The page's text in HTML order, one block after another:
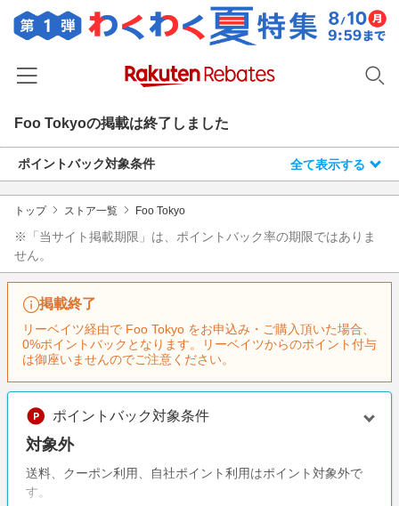
ホーム
カテゴリー一覧
百貨店・総合ECモール
ファッション・インナー・小物
食品・スイーツ・お酒
コスメ・健康・医薬品
キッズ・ベビー用品
家電・PC・スマホ・カメラ
エンタメ
スポーツ・アウトドア・ゴルフ
インテリア・寝具
ペット・花・DIY・車
イベント一覧
リーベイツ注目ストア
初回購入者限定特典
対象ストア新規限定特典
新着ストアのご紹介
電子書籍特集
楽天ペイ導入ストア
楽天サービス特集
旅行特集
お中元特集2026
ヘルプ
友達紹介
楽天IDでログイン/会員登録
Foo Tokyoの掲載は終了しました
ポイントバック対象条件 全て表示する
トップ ストア一覧 Foo Tokyo
※「当サイト掲載期限」は、ポイントバック率の期限ではありま
せん。
掲載終了
リーベイツ経由で Foo Tokyo をお申込み・ご購入頂いた場合、
0%ポイントバックとなります。リーベイツからのポイント付与
は御座いませんのでご注意ください。
ポイントバック対象条件
対象外
送料、クーポン利用、自社ポイント利用はポイント対象外で
す。